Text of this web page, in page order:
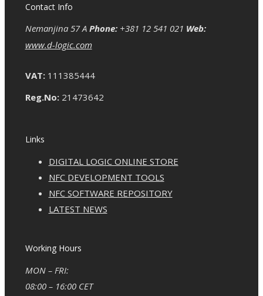
Contact Info
Nemanjina 57 A Phone:+381 12 541 021 Web:
www.d-logic.com
VAT:111385444
Reg.No:21473642
Links
DIGITAL LOGIC ONLINE STORE
NFC DEVELOPMENT TOOLS
NFC SOFTWARE REPOSITORY
LATEST NEWS
Working Hours
MON – FRI:
08:00 – 16:00 CET